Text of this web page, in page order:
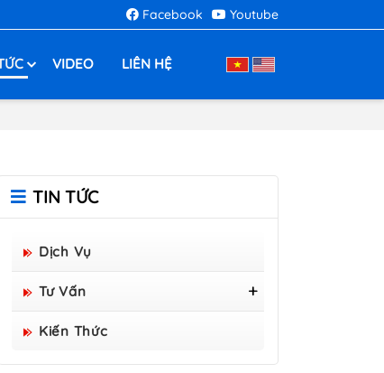
Facebook Youtube
VIDEO LIÊN HỆ
TIN TỨC
Dịch Vụ
Tư Vấn
Tấm Sàn Grating Composite
FRP - Hòa Bình Group Sản
Kiến Thức